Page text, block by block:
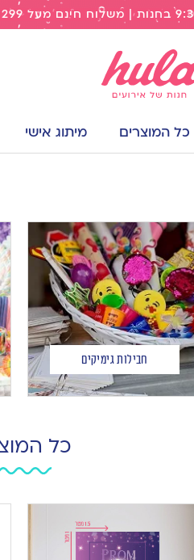
כל המוצרים מיתוג אישי
חבילות גימיקים
כל